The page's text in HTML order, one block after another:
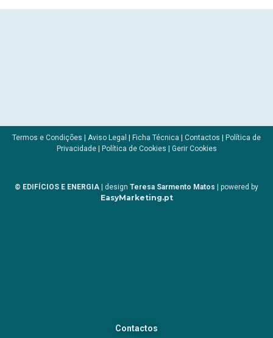
Termos e Condições Aviso Legal Ficha Técnica Contactos
Política de
Privacidade| Política de Cookies Gerir Cookies
© EDIFÍCIOS E ENERGIA | design Teresa Sarmento Matos | powered by
EasyMarketing.pt
Contactos